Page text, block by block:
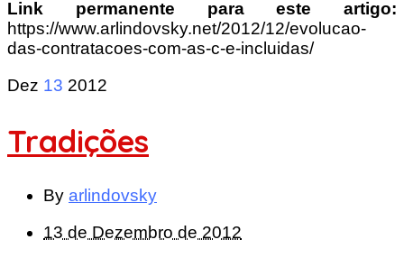
Link permanente para este artigo:
https://www.arlindovsky.net/2012/12/evolucao-
das-contratacoes-com-as-c-e-incluidas/
Dez 13 2012
Tradições
By arlindovsky
13 de Dezembro de 2012